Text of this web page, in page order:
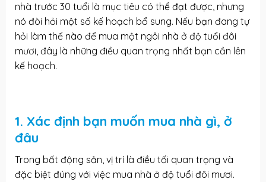
nhà trước 30 tuổi là mục tiêu có thể đạt được, nhưng
nó đòi hỏi một số kế hoạch bổ sung. Nếu bạn đang tự
hỏi làm thế nào để mua một ngôi nhà ở độ tuổi đôi
mươi, đây là những điều quan trọng nhất bạn cần lên
kế hoạch.
1. Xác định bạn muốn mua nhà gì, ở
đâu
Trong bất động sản, vị trí là điều tối quan trọng và
đặc biệt đúng với việc mua nhà ở độ tuổi đôi mươi.